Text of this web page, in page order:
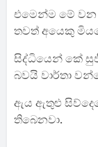
එමෙන්ම මේ වන
තවත් අයෙකු
සිද්ධියෙන් කේ
බවයි වාර්තා
ඇය ඇතුළු
තිබෙනවා.